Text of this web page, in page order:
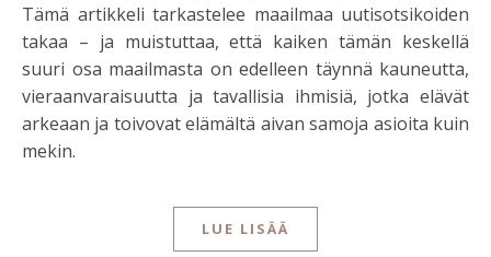
Tämä artikkeli tarkastelee maailmaa uutisotsikoiden
takaa – ja muistuttaa, että kaiken tämän keskellä
suuri osa maailmasta on edelleen täynnä kauneutta,
vieraanvaraisuutta ja tavallisia ihmisiä, jotka elävät
arkeaan ja toivovat elämältä aivan samoja asioita kuin
mekin.
LUE LISÄÄ